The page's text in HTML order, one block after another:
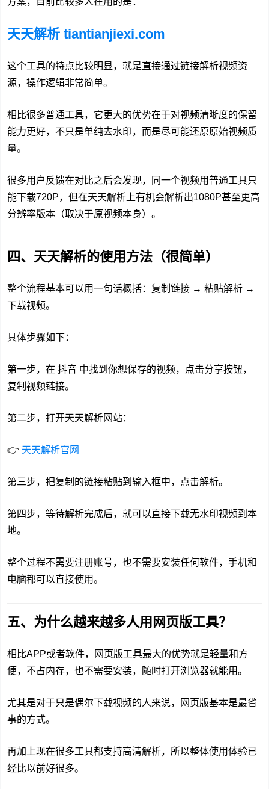
天天解析 tiantianjiexi.com
这个工具的特点比较明显，就是直接通过链接解析视频资
源，操作逻辑非常简单。
相比很多普通工具，它更大的优势在于对视频清晰度的保留
能力更好，不只是单纯去水印，而是尽可能还原原始视频质
量。
很多用户反馈在对比之后会发现，同一个视频用普通工具只
能下载720P，但在天天解析上有机会解析出1080P甚至更高
分辨率版本（取决于原视频本身）。
四、天天解析的使用方法（很简单）
整个流程基本可以用一句话概括：复制链接 → 粘贴解析 →
下载视频。
具体步骤如下：
第一步，在抖音 中找到你想保存的视频，点击分享按钮，
复制视频链接。
第二步，打开天天解析网站：
👉 天天解析官网
第三步，把复制的链接粘贴到输入框中，点击解析。
第四步，等待解析完成后，就可以直接下载无水印视频到本
地。
整个过程不需要注册账号，也不需要安装任何软件，手机和
电脑都可以直接使用。
五、为什么越来越多人用网页版工具？
相比APP或者软件，网页版工具最大的优势就是轻量和方
便，不占内存，也不需要安装，随时打开浏览器就能用。
尤其是对于只是偶尔下载视频的人来说，网页版基本是最省
事的方式。
再加上现在很多工具都支持高清解析，所以整体使用体验已
经比以前好很多。